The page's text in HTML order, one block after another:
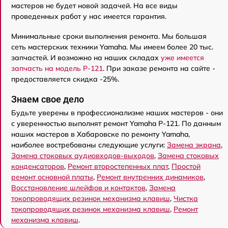
мастеров не будет новой задачей. На все виды
проведенных работ у нас имеется гарантия.
Минимальные сроки выполнения ремонта. Мы большая
сеть мастерских техники Yamaha. Мы имеем более 20 тыс.
запчастей. И возможно на наших складах уже имеется
запчасть на модель P-121. При заказе ремонта на сайте -
предоставляется скидка -25%.
Знаем свое дело
Будьте уверены в профессионализме наших мастеров - они
с уверенностью выполнят ремонт Yamaha P-121. По данным
наших мастеров в Хабаровске по ремонту Yamaha,
наиболее востребованы следующие услуги: Замена экрана,
Замена стоковых аудиовходов-выходов, Замена стоковых
конденсаторов, Ремонт второстепенных плат, Простой
ремонт основной платы, Ремонт внутренних динамиков,
Восстановление шлейфов и контактов, Замена
токопроводящих резинок механизма клавиш, Чистка
токопроводящих резинок механизма клавиш, Ремонт
механизма клавиш.